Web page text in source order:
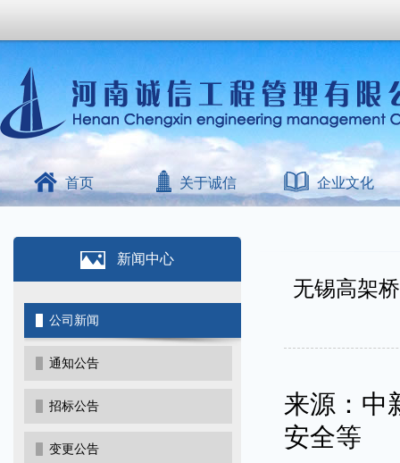
首页 关于诚信 企业文化
新闻中心
公司新闻
通知公告
招标公告
变更公告
无锡高架
来源：中
安全等